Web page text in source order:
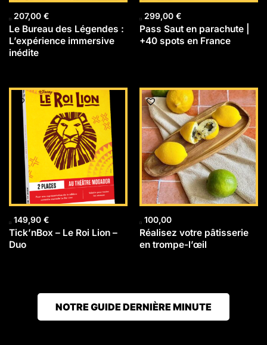
207,00 €
Le Bureau des Légendes :
L’expérience immersive
inédite
299,00 €
Pass Saut en parachute |
+40 spots en France
149,90 €
Tick’nBox – Le Roi Lion –
Duo
100,00
Réalisez votre pâtisserie
en trompe-l’œil
NOTRE GUIDE DERNIÈRE MINUTE